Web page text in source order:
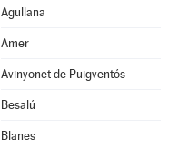
Agullana
Amer
Avinyonet de Puigventós
Besalú
Blanes